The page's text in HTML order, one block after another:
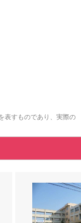
表すものであり、実際の